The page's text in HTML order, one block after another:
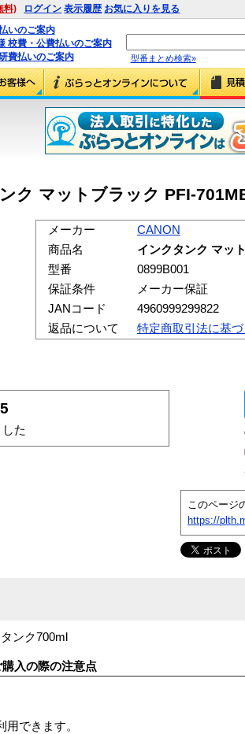
料) ログイン 表示履歴 お気に入りを見る
いのご案内
校費・公費払いのご案内
費払いのご案内
型番まとめ検索»
ク マットブラック PFI-
メーカー
CANON
商品名
インクタンク マッ
型番
0899B001
保証条件
メーカー保証
JANコード
4960999299822
返品について
特定商取引法に基
た
このページ
https://
ンク700ml
入の際の注意点
できます。